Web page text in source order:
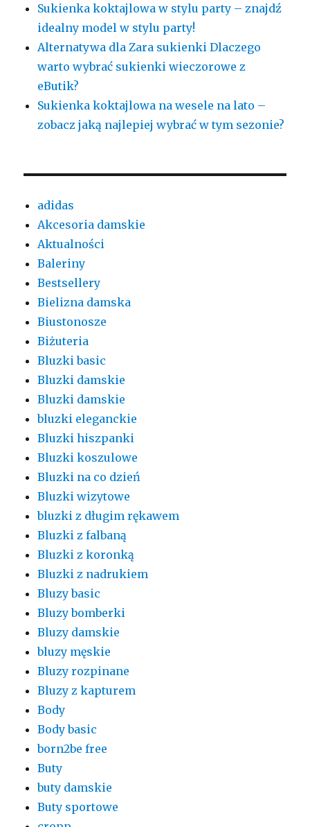
Sukienka koktajlowa w stylu party – znajdź
idealny model w stylu party!
Alternatywa dla Zara sukienki Dlaczego
warto wybrać sukienki wieczorowe z
eButik?
Sukienka koktajlowa na wesele na lato –
zobacz jaką najlepiej wybrać w tym sezonie?
adidas
Akcesoria damskie
Aktualności
Baleriny
Bestsellery
Bielizna damska
Biustonosze
Biżuteria
Bluzki basic
Bluzki damskie
Bluzki damskie
bluzki eleganckie
Bluzki hiszpanki
Bluzki koszulowe
Bluzki na co dzień
Bluzki wizytowe
bluzki z długim rękawem
Bluzki z falbaną
Bluzki z koronką
Bluzki z nadrukiem
Bluzy basic
Bluzy bomberki
Bluzy damskie
bluzy męskie
Bluzy rozpinane
Bluzy z kapturem
Body
Body basic
born2be free
Buty
buty damskie
Buty sportowe